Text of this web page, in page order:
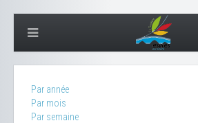
Par année
Par mois
Par semaine